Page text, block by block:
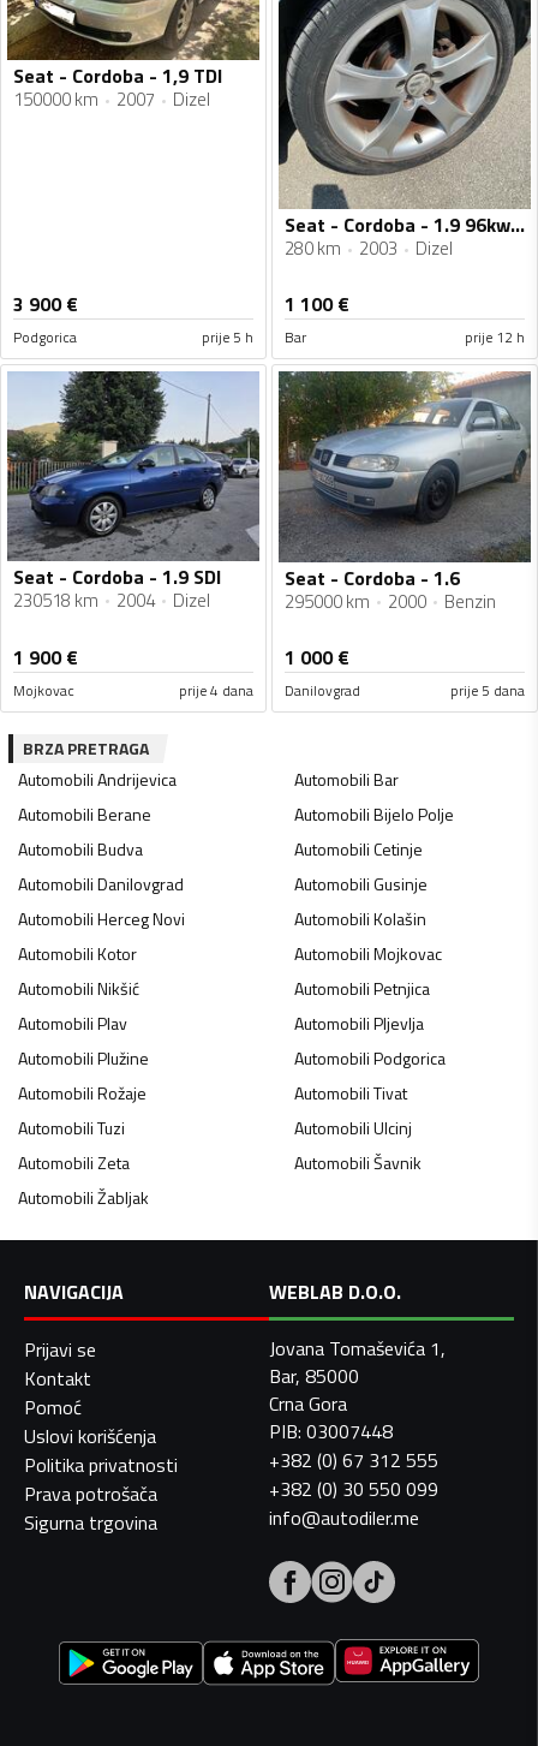
Seat - Cordoba - 1,9 TDI
150000 km 2007 Dizel
3 900€
Podgorica prije 5 h
Seat - Cordoba - 1.9 96kw tdi
280 km 2003 Dizel
1 100€
Bar prije 12 h
Seat - Cordoba - 1.9 SDI
230518 km 2004 Dizel
1 900€
Mojkovac prije 4 dana
Seat - Cordoba - 1.6
295000 km 2000 Benzin
1 000€
Danilovgrad prije 5 dana
BRZA PRETRAGA
AutomobiliAndrijevica AutomobiliBar
AutomobiliBerane AutomobiliBijelo Polje
AutomobiliBudva AutomobiliCetinje
AutomobiliDanilovgrad AutomobiliGusinje
AutomobiliHerceg Novi AutomobiliKolašin
AutomobiliKotor AutomobiliMojkovac
AutomobiliNikšić AutomobiliPetnjica
AutomobiliPlav AutomobiliPljevlja
AutomobiliPlužine AutomobiliPodgorica
AutomobiliRožaje AutomobiliTivat
AutomobiliTuzi AutomobiliUlcinj
AutomobiliZeta AutomobiliŠavnik
AutomobiliŽabljak
NAVIGACIJA
Prijavi se
Kontakt
Pomoć
Uslovi korišćenja
Politika privatnosti
Prava potrošača
Sigurna trgovina
WEBLAB D.O.O.
Jovana Tomaševića 1,
Bar, 85000
Crna Gora
PIB: 03007448
+382 (0) 67 312 555
+382 (0) 30 550 099
info@autodiler.me